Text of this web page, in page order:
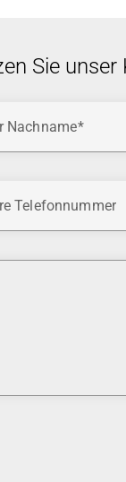
Sie
Nachname
Telefonnummer